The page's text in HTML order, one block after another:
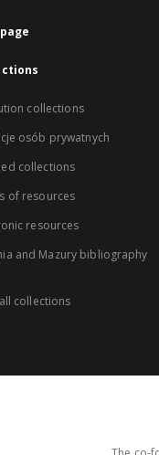
collections
osób prywatnych
collections
of resources
resources
and Mazury bibliography
collections